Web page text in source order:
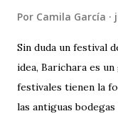
Por Camila García
Sin duda un festival
idea, Barichara es
festivales tienen la
las antiguas